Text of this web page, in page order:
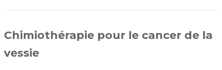
Chimiothérapie pour le cancer de la
vessie